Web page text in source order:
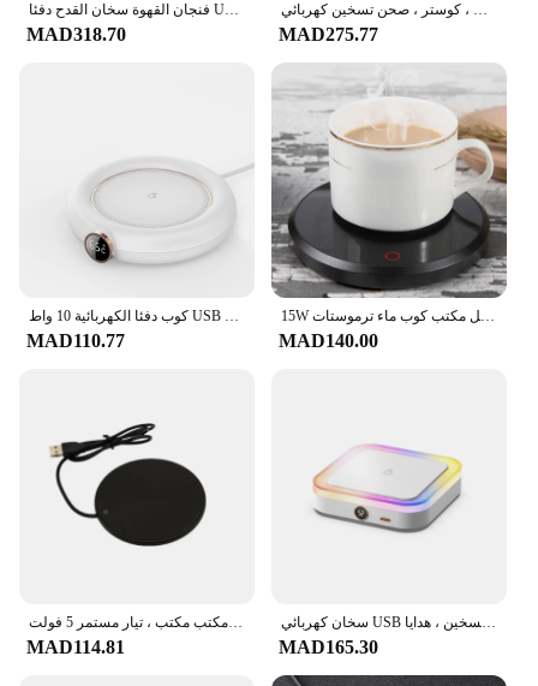
MAD318.70 MAD275.77
MAD110.77
15W الذكية اللمس التدفئة العزل قاعدة أبريق شاي زجاجي سخان القهوة الحليب عصير دفئا حامل مكتب كوب ماء ترموستات
MAD140.00
MAD114.81 MAD165.30